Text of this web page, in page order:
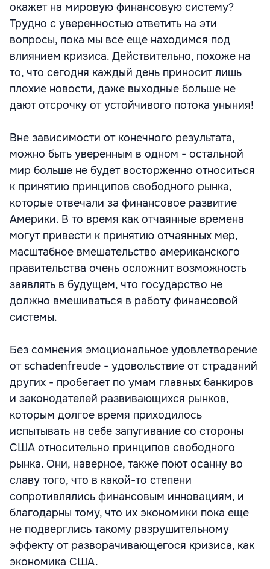
окажет на мировую финансовую систему?
Трудно с уверенностью ответить на эти
вопросы, пока мы все еще находимся под
влиянием кризиса. Действительно, похоже на
то, что сегодня каждый день приносит лишь
плохие новости, даже выходные больше не
дают отсрочку от устойчивого потока уныния!
Вне зависимости от конечного результата,
можно быть уверенным в одном - остальной
мир больше не будет восторженно относиться
к принятию принципов свободного рынка,
которые отвечали за финансовое развитие
Америки. В то время как отчаянные времена
могут привести к принятию отчаянных мер,
масштабное вмешательство американского
правительства очень осложнит возможность
заявлять в будущем, что государство не
должно вмешиваться в работу финансовой
системы.
Без сомнения эмоциональное удовлетворение
от schadenfreude - удовольствие от страданий
других - пробегает по умам главных банкиров
и законодателей развивающихся рынков,
которым долгое время приходилось
испытывать на себе запугивание со стороны
США относительно принципов свободного
рынка. Они, наверное, также поют осанну во
славу того, что в какой-то степени
сопротивлялись финансовым инновациям, и
благодарны тому, что их экономики пока еще
не подверглись такому разрушительному
эффекту от разворачивающегося кризиса, как
экономика США.